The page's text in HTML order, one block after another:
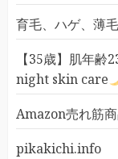
育毛、ハゲ、薄
【35歳】肌年齢
night skin care
Amazon売れ筋
pikakichi.info 「